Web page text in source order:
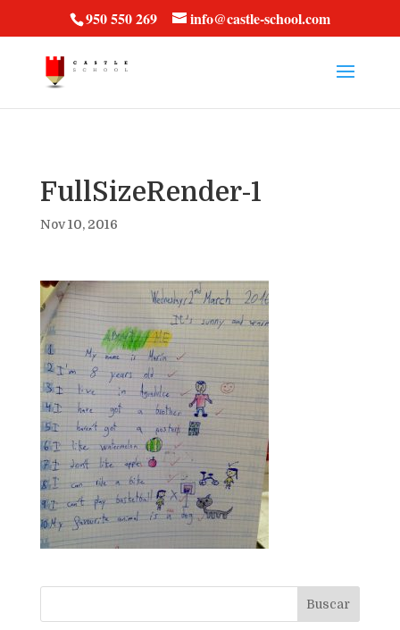
950 550 269 info@castle-school.com
FullSizeRender-1
Nov 10, 2016